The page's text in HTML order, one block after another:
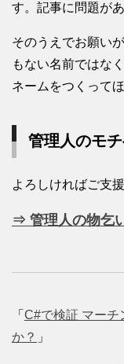
す。記事に問題が
そのうえでお願い
もない名前ではな
ネームをつくって
管理人のモ
よろしければご支
⇒ 管理人の物乞
「 C#で検証 マーチ
か？ 」